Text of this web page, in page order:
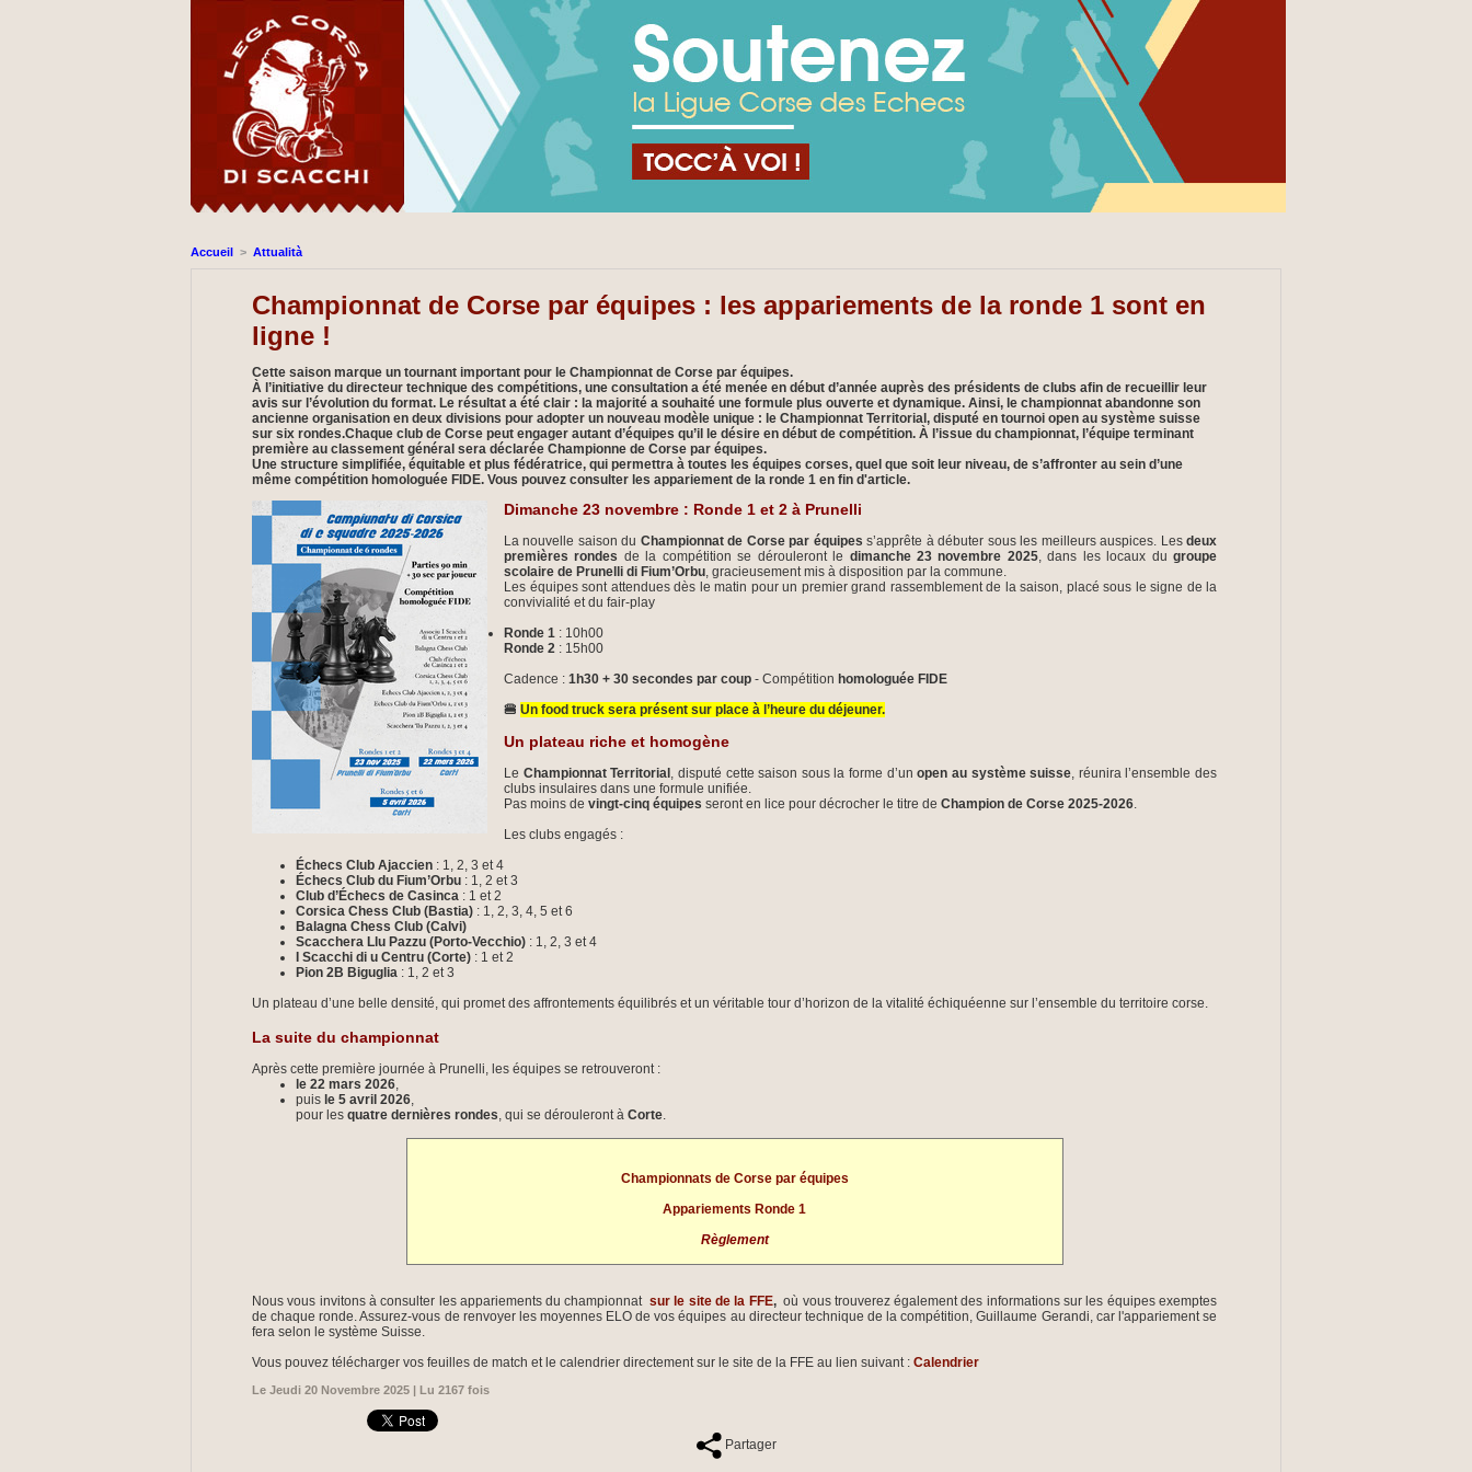
Accueil > Attualità
Championnat de Corse par équipes : les appariements de la ronde 1 sont en
ligne !
Cette saison marque un tournant important pour le Championnat de Corse par équipes.
À l’initiative du directeur technique des compétitions, une consultation a été menée en début d’année auprès des présidents de clubs afin de recueillir leur
avis sur l’évolution du format. Le résultat a été clair : la majorité a souhaité une formule plus ouverte et dynamique. Ainsi, le championnat abandonne son
ancienne organisation en deux divisions pour adopter un nouveau modèle unique : le Championnat Territorial, disputé en tournoi open au système suisse
sur six rondes.Chaque club de Corse peut engager autant d’équipes qu’il le désire en début de compétition. À l’issue du championnat, l’équipe terminant
première au classement général sera déclarée Championne de Corse par équipes.
Une structure simplifiée, équitable et plus fédératrice, qui permettra à toutes les équipes corses, quel que soit leur niveau, de s’affronter au sein d’une
même compétition homologuée FIDE. Vous pouvez consulter les appariement de la ronde 1 en fin d'article.
Dimanche 23 novembre : Ronde 1 et 2 à Prunelli
La nouvelle saison du Championnat de Corse par équipes s’apprête à débuter sous les meilleurs auspices. Lesdeux
premières rondes de la compétition se dérouleront le dimanche 23 novembre 2025, dans les locaux du groupe
scolaire de Prunelli di Fium’Orbu, gracieusement mis à disposition par la commune.
Les équipes sont attendues dès le matin pour un premier grand rassemblement de la saison, placé sous le signe de la
convivialité et du fair-play
Ronde 1 : 10h00
Ronde 2 : 15h00
Cadence : 1h30 + 30 secondes par coup - Compétition homologuée FIDE
🍔 Un food truck sera présent sur place à l’heure du déjeuner.
Un plateau riche et homogène
Le Championnat Territorial , disputé cette saison sous la forme d’unopen au système suisse, réunira l’ensemble des
clubs insulaires dans une formule unifiée.
Pas moins de vingt-cinq équipes seront en lice pour décrocher le titre de Champion de Corse 2025-2026.
Les clubs engagés :
Échecs Club Ajaccien : 1, 2, 3 et 4
Échecs Club du Fium’Orbu : 1, 2 et 3
Club d’Échecs de Casinca : 1 et 2
Corsica Chess Club (Bastia) : 1, 2, 3, 4, 5 et 6
Balagna Chess Club (Calvi)
Scacchera Llu Pazzu (Porto-Vecchio) : 1, 2, 3 et 4
I Scacchi di u Centru (Corte) : 1 et 2
Pion 2B Biguglia : 1, 2 et 3
Un plateau d’une belle densité, qui promet des affrontements équilibrés et un véritable tour d’horizon de la vitalité échiquéenne sur l’ensemble du territoire corse.
La suite du championnat
Après cette première journée à Prunelli, les équipes se retrouveront :
le 22 mars 2026,
puis le 5 avril 2026,
pour les quatre dernières rondes, qui se dérouleront à Corte.
Championnats de Corse par équipes
Appariements Ronde 1
Règlement
Nous vous invitons à consulter les appariements du championnatsur le site de la FFE, où vous trouverez également des informations sur les équipes exemptes
de chaque ronde. Assurez-vous de renvoyer les moyennes ELO de vos équipes au directeur technique de la compétition, Guillaume Gerandi, car l'appariement se
fera selon le système Suisse.
Vous pouvez télécharger vos feuilles de match et le calendrier directement sur le site de la FFE au lien suivant : Calendrier
Le Jeudi 20 Novembre 2025 | Lu 2167 fois
Partager